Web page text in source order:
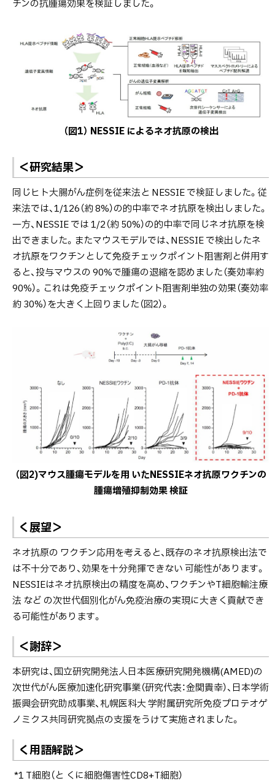
チンの抗腫瘍効果を検証しました。
（図1） NESSIE によるネオ抗原の検出
＜研究結果＞
同じヒト大腸がん症例を従来法と NESSIE で検証しました。従
来法では、1/126（約 8%）の的中率でネオ抗原を検出しました。
一方、NESSIE では 1/2（約 50%）の的中率で同じネオ抗原を検
出できました。またマウスモデルでは、NESSIE で検出したネ
オ抗原をワクチンとして免疫チェックポイント阻害剤と併用す
ると、投与マウスの 90%で腫瘍の退縮を認めました（奏効率約
90%）。これは免疫チェックポイント阻害剤単独の効果（奏効率
約 30%）を大きく上回りました（図2）。
（図2)マウス腫瘍モデルを用 いたNESSIEネオ抗原ワクチンの
腫瘍増殖抑制効果 検証
く展望＞
ネオ抗原の ワクチン応用を考えると、既存のネオ抗原検出法で
は不十分であり、効果を十分発揮できない 可能性があります。
NESSIEはネオ抗原検出の精度を高め、ワクチンやT細胞輸注療
法 など の次世代個別化がん免疫治療の実現に大きく貢献でき
る可能性があります。
＜謝辞＞
本研究は、国立研究開発法人日本医療研究開発機構(AMED)の
次世代がん医療加速化研究事業（研究代表：金関貴幸）、日本学術
振興会研究助成事業、札幌医科大 学附属研究所免疫プロテオゲ
ノミクス共同研究拠点の支援をうけて実施されました。
く用語解説＞
*1 T細胞（と くに細胞傷害性CD8+T細胞）